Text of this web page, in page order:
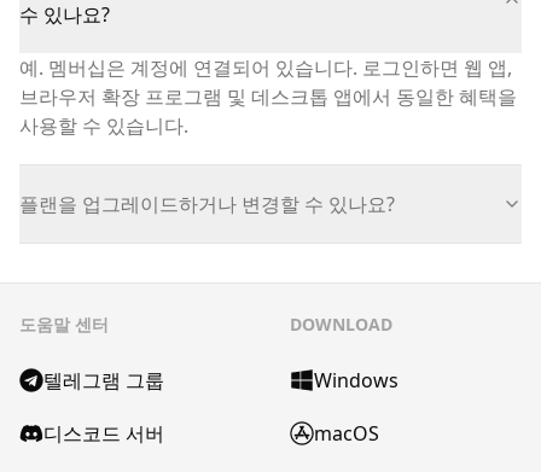
수 있나요?
예. 멤버십은 계정에 연결되어 있습니다. 로그인하면 웹 앱,
브라우저 확장 프로그램 및 데스크톱 앱에서 동일한 혜택을
사용할 수 있습니다.
플랜을 업그레이드하거나 변경할 수 있나요?
도움말 센터
텔레그램 그룹
디스코드 서버
DOWNLOAD
Windows
macOS